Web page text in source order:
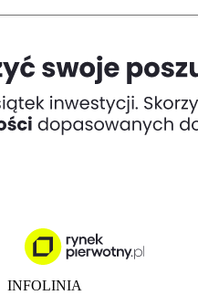
INFOLINIA